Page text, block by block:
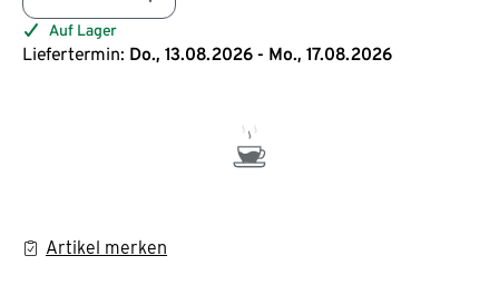
Auf Lager
Liefertermin: Do., 13.08.2026 - Mo., 17.08.2026
Artikel merken